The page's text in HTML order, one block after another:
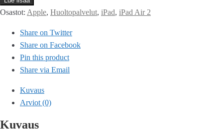
Osastot: Apple, Huoltopalvelut, iPad, iPad Air 2
Share on Twitter
Share on Facebook
Pin this product
Share via Email
Kuvaus
Arviot (0)
Kuvaus